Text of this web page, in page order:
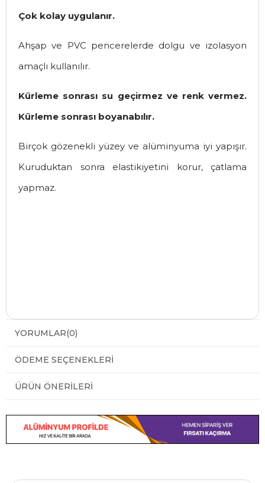
Çok kolay uygulanır.
Ahşap ve PVC pencerelerde dolgu ve izolasyon
amaçlı kullanılır.
Kürleme sonrası su geçirmez ve renk vermez.
Kürleme sonrası boyanabılır.
Birçok gözenekli yüzey ve alüminyuma iyi yapışır.
Kuruduktan sonra elastikiyetini korur, çatlama
yapmaz.
YORUMLAR(0)
ÖDEME SEÇENEKLERI
ÜRÜN ÖNERILERI